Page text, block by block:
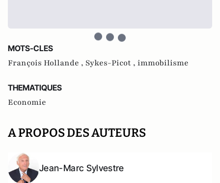
MOTS-CLES
François Hollande , Sykes-Picot , immobilisme
THEMATIQUES
Economie
A PROPOS DES AUTEURS
Jean-Marc Sylvestre